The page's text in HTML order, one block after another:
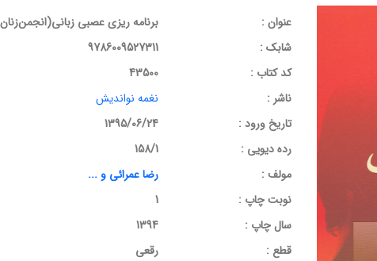
عنوان :
برنامه ریزی عصبی
شابک :
9786009527311
کد کتاب :
43500
ناشر :
نغمه نواندیش
تاریخ ورود :
1395/06/24
رده دیویی :
158/1
مولف :
رضا عمرائی و ...
نوبت چاپ :
1
سال چاپ :
1394
قطع :
رقعی